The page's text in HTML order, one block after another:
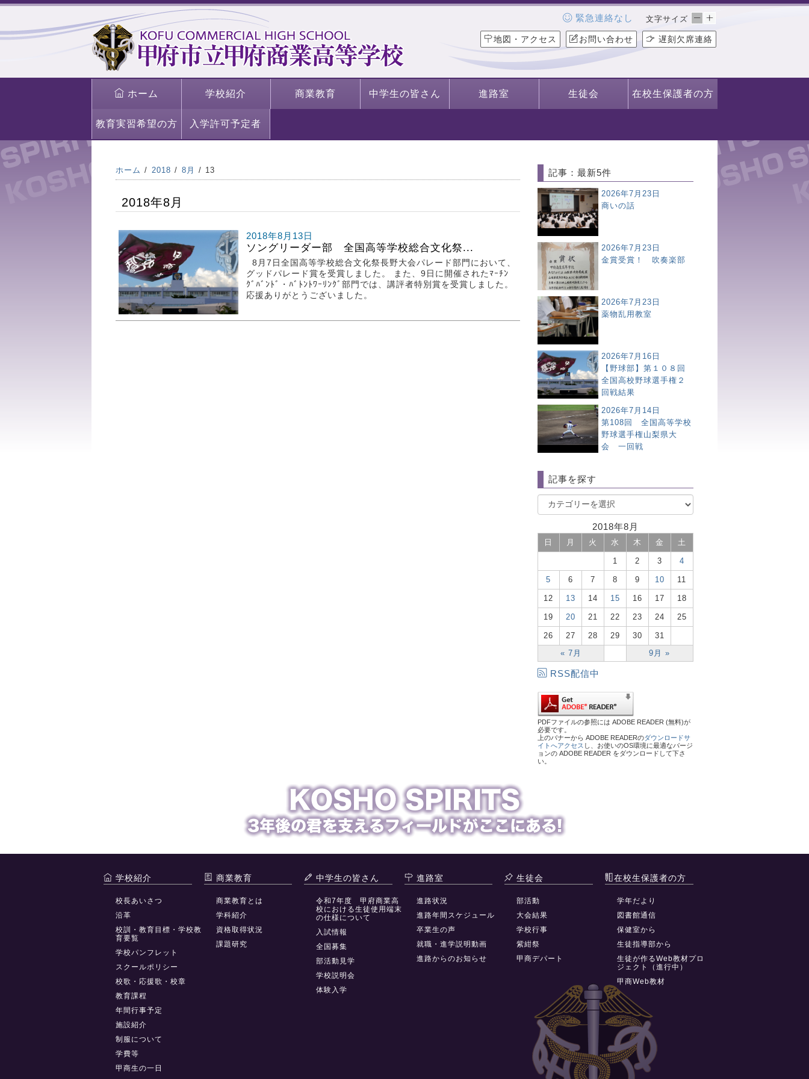
文字サイズ
地図・アクセス お問い合わせ 遅刻欠席連絡
緊急連絡なし
ホーム 学校紹介 商業教育 中学生の皆さん 進路室 生徒会 在校生保護者の方
教育実習希望の方 入学許可予定者
ホーム 2018 8月 13
2018年8月
2018年8月13日
ソングリーダー部 全国高等学校総合文化祭...
8月7日全国高等学校総合文化祭長野大会パレード部門において、
グッドパレード賞を受賞しました。 また、9日に開催されたﾏｰﾁﾝ
ｸﾞﾊﾞﾝﾄﾞ・ﾊﾞﾄﾝﾄﾜｰﾘﾝｸﾞ部門では、講評者特別賞を受賞しました。
応援ありがとうございました。
記事：最新5件
2026年7月23日
商いの話
2026年7月23日
金賞受賞！ 吹奏楽部
2026年7月23日
薬物乱用教室
2026年7月16日
【野球部】第１０８回
全国高校野球選手権２
回戦結果
2026年7月14日
第108回 全国高等学校
野球選手権山梨県大
会 一回戦
記事を探す
2018年8月
日 月 火 水 木 金 土
« 7月 9月 »
1 2 3 4
5 6 7 8 9 10 11
12 13 14 15 16 17 18
19 20 21 22 23 24 25
26 27 28 29 30 31
RSS配信中
PDFファイルの参照には ADOBE READER (無料)が
必要です。
上のバナーから ADOBE READERのダウンロードサ
イトへアクセス し、お使いのOS環境に最適なバージ
ョンの ADOBE READER をダウンロードして下さ
い。
学校紹介
校長あいさつ
沿革
校訓・教育目標・学校教
育要覧
学校パンフレット
スクールポリシー
校歌・応援歌・校章
教育課程
年間行事予定
施設紹介
制服について
学費等
甲商生の一日
商業教育
商業教育とは
学科紹介
資格取得状況
課題研究
中学生の皆さん
令和7年度 甲府商業高
校における生徒使用端末
の仕様について
入試情報
全国募集
部活動見学
学校説明会
体験入学
進路室
進路状況
進路年間スケジュール
卒業生の声
就職・進学説明動画
進路からのお知らせ
生徒会
部活動
大会結果
学校行事
紫紺祭
甲商デパート
在校生保護者の方
学年だより
図書館通信
保健室から
生徒指導部から
生徒が作るWeb教材プロ
ジェクト（進行中）
甲商Web教材